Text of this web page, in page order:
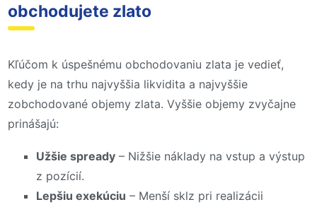
obchodujete zlato
Kľúčom k úspešnému obchodovaniu zlata je vedieť,
kedy je na trhu najvyššia likvidita a najvyššie
zobchodované objemy zlata. Vyššie objemy zvyčajne
prinášajú:
Užšie spready – Nižšie náklady na vstup a výstup
z pozícií.
Lepšiu exekúciu – Menší sklz pri realizácii